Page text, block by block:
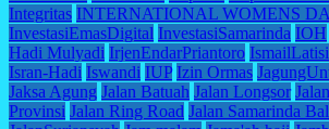
Integritas INTERNATIONAL WOMENS
InvestasiEmasDigital InvestasiSamarinda IOH
Hadi Mulyadi IrjenEndarPriantoro IsmailLatisi
Isran-Hadi Iswandi IUP Izin Ormas
Jaksa Agung Jalan Batuah Jalan Longsor
Provinsi Jalan Ring Road Jalan Samarinda